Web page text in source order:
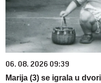
06. 08. 2026 09:39
Marija (3) se igrala u